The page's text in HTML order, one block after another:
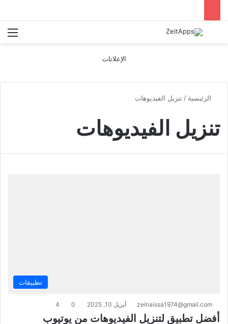
بحث عن
الإعلانات
الرئيسية / تنزيل الفيديوهات
تنزيل الفيديوهات
تطبيقات
zeinaissa1974@gmail.com أبريل 10, 2025 0
4
أفضل تطبيق لتنزيل الفيديوهات من يوتيوب